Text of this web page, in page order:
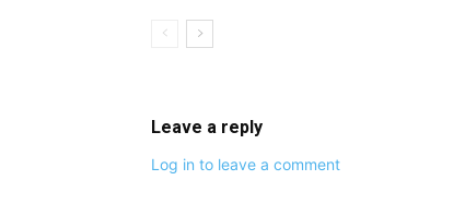
Leave a reply
Log in to leave a comment